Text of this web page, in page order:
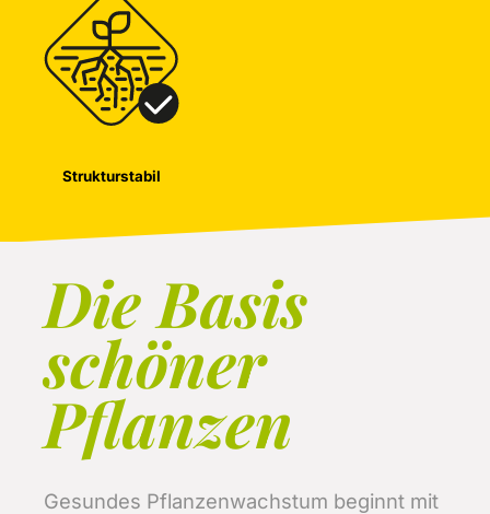
Strukturstabil
Die Basis
schöner
Pflanzen
Gesundes Pflanzenwachstum beginnt mit